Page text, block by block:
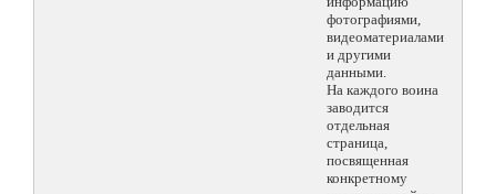
фотографиями,
видеоматериалами
и другими
данными.
На каждого воина
заводится
отдельная
страница,
посвященная
конкретному